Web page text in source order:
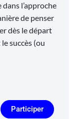
l’approche
de penser
dès le départ
succès (ou
Participer